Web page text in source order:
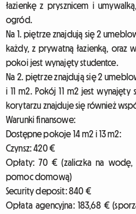
łazienkę z prysznicem i
ogród.
Na 1. piętrze znajdują się 2
każdy, z prywatną łazienką, oraz
pokoi jest wynajęty studentce.
Na 2. piętrze znajdują się 2
i 11 m2. Pokój 11 m2 jest
korytarzu znajduje się również
Warunki finansowe:
Dostępne pokoje 14 m2 i 13 m2:
Czynsz: 420 €
Opłaty: 70 € (zaliczka na
pomoc domową)
Security deposit: 840 €
Opłata agencyjna: 183,68 €